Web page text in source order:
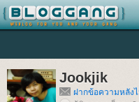
Jookjik
ฝากข้อความหลัง